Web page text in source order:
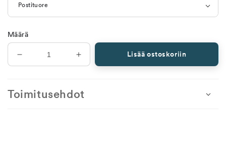
Määrä
Vähennä
tuotteen
postimerkit,
kokoarkit
Lisää
tuotteen
postimerkit,
kokoarkit
Lisää ostoskoriin
Toimitusehdot